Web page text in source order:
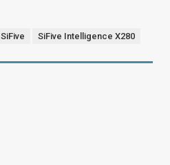
SiFive SiFive Intelligence X280